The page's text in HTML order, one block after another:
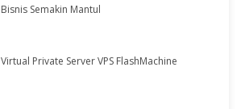
Bisnis Semakin Mantul
Virtual Private Server VPS FlashMachine